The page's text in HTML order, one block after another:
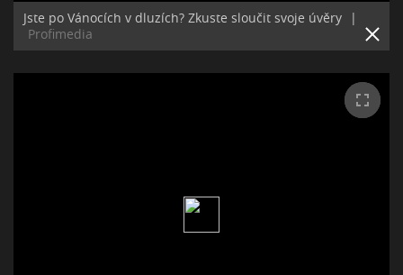
Jste po Vánocích v dluzích? Zkuste sloučit svoje úvěry
|
Profimedia